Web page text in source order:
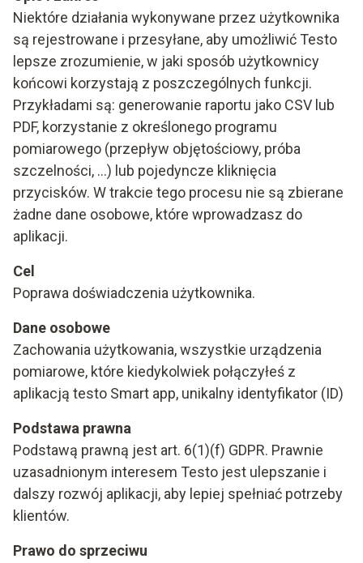
Niektóre działania wykonywane przez użytkownika
są rejestrowane i przesyłane, aby umożliwić Testo
lepsze zrozumienie, w jaki sposób użytkownicy
końcowi korzystają z poszczególnych funkcji.
Przykładami są: generowanie raportu jako CSV lub
PDF, korzystanie z określonego programu
pomiarowego (przepływ objętościowy, próba
szczelności, ...) lub pojedyncze kliknięcia
przycisków. W trakcie tego procesu nie są zbierane
żadne dane osobowe, które wprowadzasz do
aplikacji.
Cel
Poprawa doświadczenia użytkownika.
Dane osobowe
Zachowania użytkowania, wszystkie urządzenia
pomiarowe, które kiedykolwiek połączyłeś z
aplikacją testo Smart app, unikalny identyfikator (ID)
Podstawa prawna
Podstawą prawną jest art. 6(1)(f) GDPR. Prawnie
uzasadnionym interesem Testo jest ulepszanie i
dalszy rozwój aplikacji, aby lepiej spełniać potrzeby
klientów.
Prawo do sprzeciwu